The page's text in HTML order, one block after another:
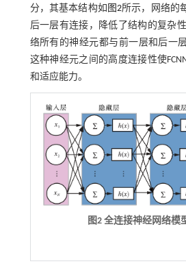
分，其基本结构如 图2所示，网络的
后一层有连接，降低了结构的复杂性
络所有的神经元都与前一层和后一
这种神经元之间的高度连接性使
和适应能力。
图2 全连接神经网络模